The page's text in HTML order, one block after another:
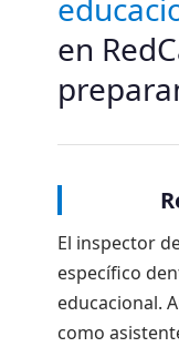
en
El inspector
específico
educacional.
como